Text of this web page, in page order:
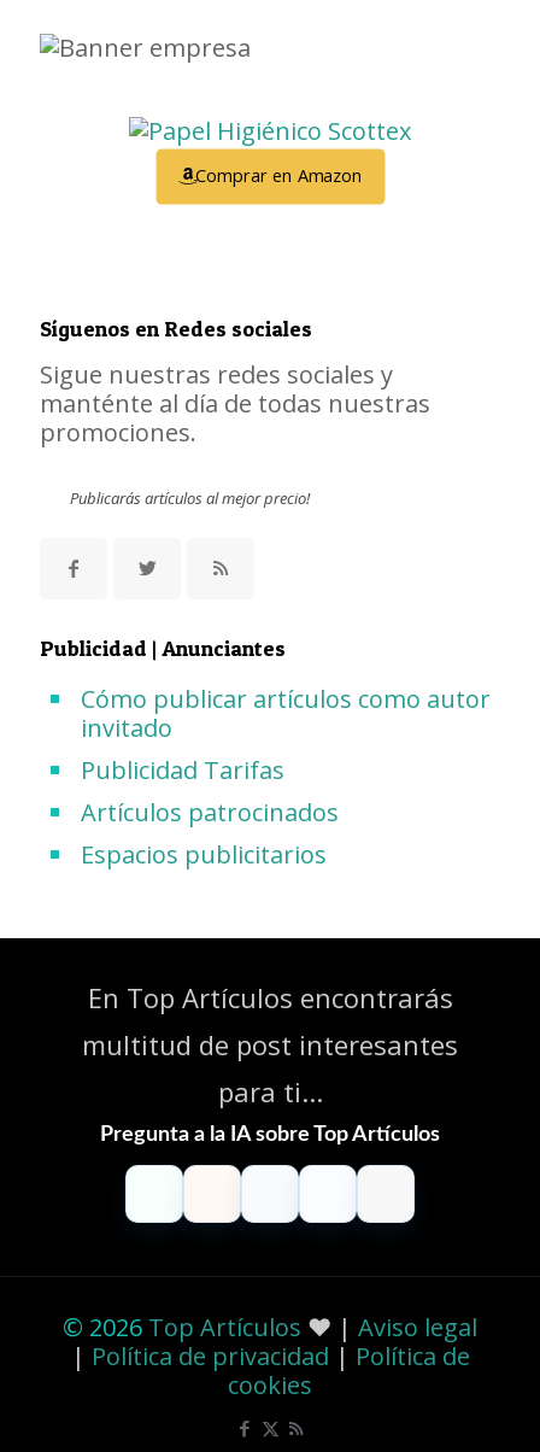
Comprar en Amazon
Síguenos en Redes sociales
Sigue nuestras redes sociales y
manténte al día de todas nuestras
promociones.
Publicarás artículos al mejor precio!
Publicidad | Anunciantes
Cómo publicar artículos como autor
invitado
Publicidad Tarifas
Artículos patrocinados
Espacios publicitarios
En Top Artículos encontrarás
multitud de post interesantes
para ti...
Pregunta a la IA sobre Top Artículos
ChatGPT
ClaudePerplexity
Gemini
Grok
© 2026 Top Artículos ❤️ | Aviso legal
| Política de privacidad | Política de
cookies